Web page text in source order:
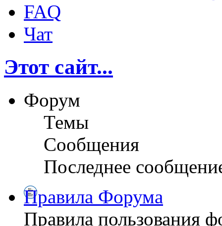
FAQ
Чат
Этот сайт...
Форум
Темы
Сообщения
Последнее
Правила Форума
Правила пользования